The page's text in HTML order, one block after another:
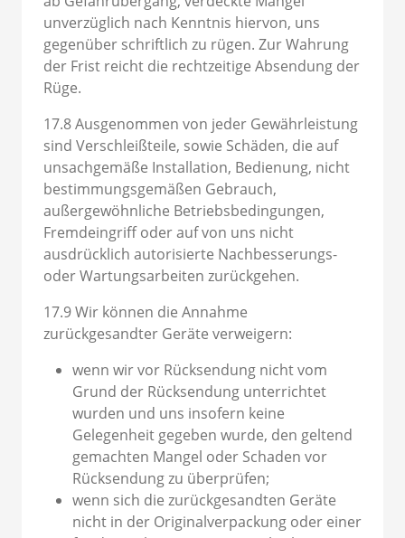
unverzüglich nach Kenntnis hiervon, uns
gegenüber schriftlich zu rügen. Zur Wahrung
der Frist reicht die rechtzeitige Absendung der
Rüge.
17.8 Ausgenommen von jeder Gewährleistung
sind Verschleißteile, sowie Schäden, die auf
unsachgemäße Installation, Bedienung, nicht
bestimmungsgemäßen Gebrauch,
außergewöhnliche Betriebsbedingungen,
Fremdeingriff oder auf von uns nicht
ausdrücklich autorisierte Nachbesserungs-
oder Wartungsarbeiten zurückgehen.
17.9 Wir können die Annahme
zurückgesandter Geräte verweigern:
wenn wir vor Rücksendung nicht vom
Grund der Rücksendung unterrichtet
wurden und uns insofern keine
Gelegenheit gegeben wurde, den geltend
gemachten Mangel oder Schaden vor
Rücksendung zu überprüfen;
wenn sich die zurückgesandten Geräte
nicht in der Originalverpackung oder einer